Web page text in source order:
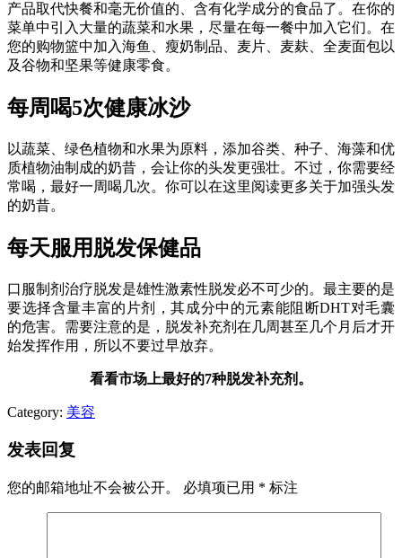
产品取代快餐和毫无价值的、含有化学成分的食品了。在你的
菜单中引入大量的蔬菜和水果，尽量在每一餐中加入它们。在
您的购物篮中加入海鱼、瘦奶制品、麦片、麦麸、全麦面包以
及谷物和坚果等健康零食。
每周喝5次健康冰沙
以蔬菜、绿色植物和水果为原料，添加谷类、种子、海藻和优
质植物油制成的奶昔，会让你的头发更强壮。不过，你需要经
常喝，最好一周喝几次。你可以在这里阅读更多关于加强头发
的奶昔。
每天服用脱发保健品
口服制剂治疗脱发是雄性激素性脱发必不可少的。最主要的是
要选择含量丰富的片剂，其成分中的元素能阻断DHT对毛囊
的危害。需要注意的是，脱发补充剂在几周甚至几个月后才开
始发挥作用，所以不要过早放弃。
看看市场上最好的7种脱发补充剂。
Category: 美容
发表回复
您的邮箱地址不会被公开。 必填项已用 * 标注